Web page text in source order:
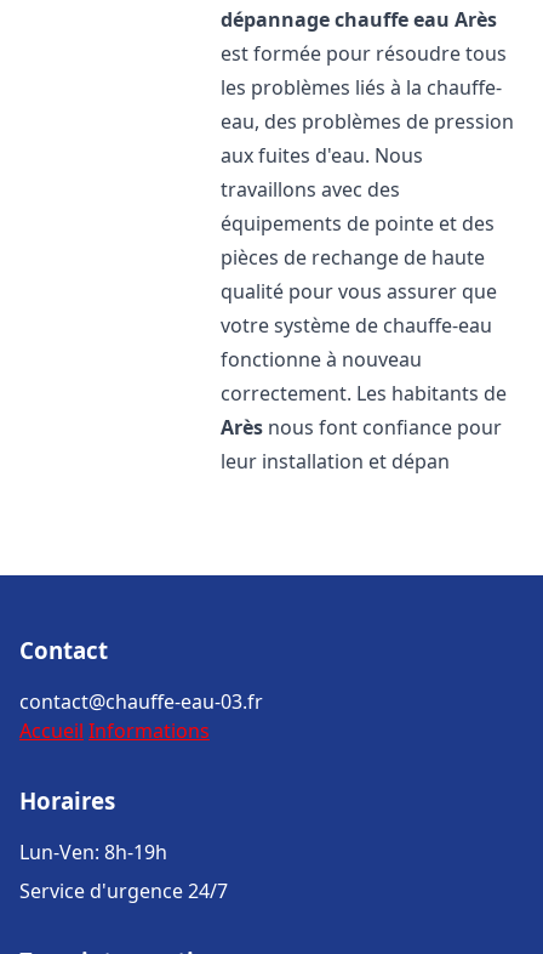
dépannage chauffe eau Arès
est formée pour résoudre tous
les problèmes liés à la chauffe-
eau, des problèmes de pression
aux fuites d'eau. Nous
travaillons avec des
équipements de pointe et des
pièces de rechange de haute
qualité pour vous assurer que
votre système de chauffe-eau
fonctionne à nouveau
correctement. Les habitants de
Arès nous font confiance pour
leur installation et dépan
Contact
contact@chauffe-eau-03.fr
Accueil Informations
Horaires
Lun-Ven: 8h-19h
Service d'urgence 24/7